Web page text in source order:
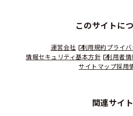
このサイトに
運営会社 利用規約プライ
情報セキュリティ基本方針
利用者
サイトマップ採用
関連サイト